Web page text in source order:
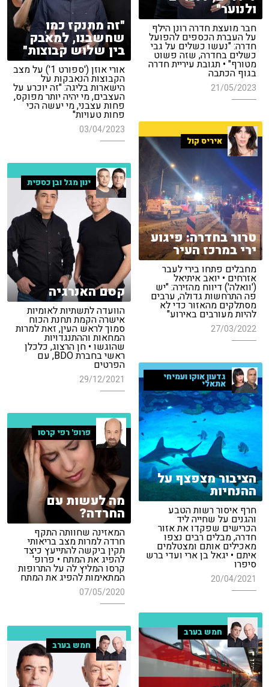
ולנוער"
חבר מועצת חדרה רונן הילף
על העברת הכספים להפועל
חדרה: "נעשו כשלים על גבי
כשלים בחדרה, שזה פשוט
מטורף" • תגובת עיריית חדרה
בגוף הכתבה
21/05/2023
"זה מתנקז כמו
שחשבנו, למאבק
בין שלוש קבוצות"
אורי אוזן ('ספורט 1') על מצב
הקבוצות הנאבקות על
הישארות בליגה: "זה יוכרע על
העצבים, מי יהיה יותר מפוקס,
פחות עצבני, מי יעשה הכי
פחות טעויות"
03/04/2023
איריס קול
טרור בחדרה: פיגוע
ירי במרכז העיר
מחבלים פתחו בירי לעבר
אזרחים • יואב איתיאל
('וואלה') דיווח מהזירה: "יש
פה התרחשות גדולה, ערבים
מסתלקים מהאזור כדי לא
להיות מעורבים באירוע"
27/03/2022
ינון מגל ובן כספית
קסם האנרגיה
הוועדה לתשתיות לאומיות
אישרה הקמת תחנת הכוח
סמוך לראש העין, זאת למרות
המחאות וההתנגדויות
שהוגשו • חן הרצוג, כלכלן
ראשי בחברת BDO, עם
הפרטים
29/12/2021 גדעון אוקו ועמיחי
אתאלי
הציבור מצפצף על
ההנחיות
חרף איסור רשות הטבע
והגנים על שחייה ליד
הכרישים שפקדו את אזור
חדרה, מבלים רבים נצפו
מאכילים אותם ומצטלמים
איתם • יגאל בן ארי ועדי ברש
סיפרו
20/04/2021
פרופ' רפי קרסו
מה לעשות עם
החרדה?
המאזינה שחוותה התקף
חרדה למרות מצב בריאותי
תקין ביקשה להתייעץ כיצד
להפיג את המתח • פרופ'
קרסו המליץ לה על התרופות
המתאימות להפיג את המתח
07/05/2020
חמש בערב
חמש בערב